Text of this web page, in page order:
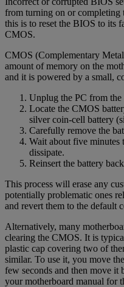
from turning on or completing
this is to reset the BIOS to its
CMOS.
CMOS (Complementary
amount of memory on the
and it is powered by a small,
Unplug the PC from the
Locate the CMOS
silver coin-cell battery
Carefully remove the
Wait about five minutes
dissipate.
Reinsert the battery
This process will erase any
potentially problematic ones
and revert them to the default
Alternatively, many
clearing the CMOS. It is
plastic cap covering two of
similar. To use it, you move
few seconds and then move
your motherboard manual for